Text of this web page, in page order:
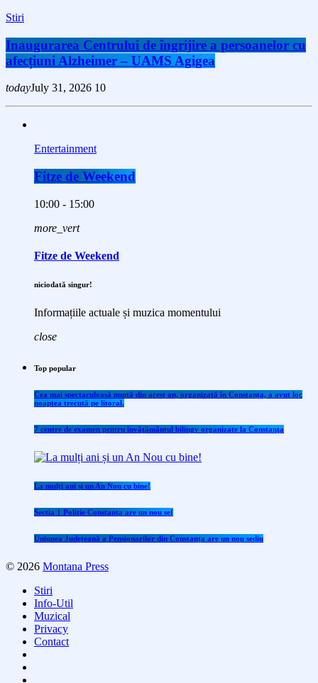
Stiri
Inaugurarea Centrului de îngrijire a persoanelor cu
afecțiuni Alzheimer – UAMS Agigea
todayJuly 31, 2026 10
Entertainment
Fitze de Weekend
10:00 - 15:00
more_vert
Fitze de Weekend
niciodată singur!
Informațiile actuale și muzica momentului
close
Top popular
Cea mai spectaculoasă nuntă din acest an, organizată în Constanța, a avut loc
noaptea trecută pe litoral.
7 centre de examen pentru învăţământul bilingv organizate la Constanţa
La mulți ani și un An Nou cu bine!
Sectia 1 Politie Constanta are un nou sef
Uniunea Județeană a Pensionarilor din Constanța are un nou sediu
© 2026 Montana Press
Stiri
Info-Util
Muzical
Privacy
Contact